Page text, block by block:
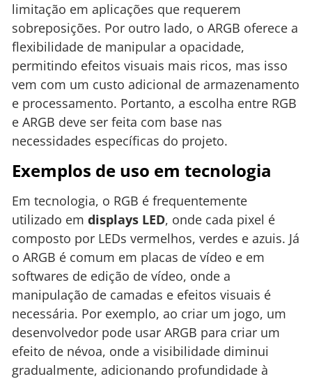
limitação em aplicações que requerem
sobreposições. Por outro lado, o ARGB oferece a
flexibilidade de manipular a opacidade,
permitindo efeitos visuais mais ricos, mas isso
vem com um custo adicional de armazenamento
e processamento. Portanto, a escolha entre RGB
e ARGB deve ser feita com base nas
necessidades específicas do projeto.
Exemplos de uso em tecnologia
Em tecnologia, o RGB é frequentemente
utilizado em displays LED, onde cada pixel é
composto por LEDs vermelhos, verdes e azuis. Já
o ARGB é comum em placas de vídeo e em
softwares de edição de vídeo, onde a
manipulação de camadas e efeitos visuais é
necessária. Por exemplo, ao criar um jogo, um
desenvolvedor pode usar ARGB para criar um
efeito de névoa, onde a visibilidade diminui
gradualmente, adicionando profundidade à